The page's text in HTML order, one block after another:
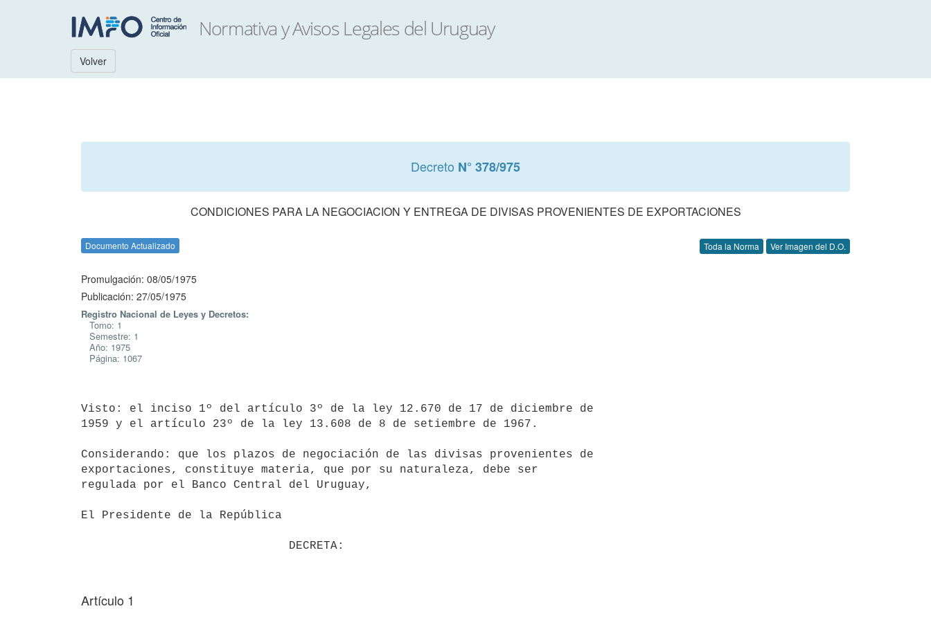
Volver
Decreto N° 378/975
CONDICIONES PARA LA NEGOCIACION Y ENTREGA DE DIVISAS PROVENIENTES DE EXPORTACIONES
Documento Actualizado Toda la Norma Ver Imagen del D.O.
Promulgación: 08/05/1975
Publicación: 27/05/1975
Registro Nacional de Leyes y Decretos:
Tomo: 1
Semestre: 1
Año: 1975
Página: 1067
Visto: el inciso 1º del artículo 3º de la ley 12.670 de 17 de diciembre de
1959 y el artículo 23º de la ley 13.608 de 8 de setiembre de 1967.
Considerando: que los plazos de negociación de las divisas provenientes de
exportaciones, constituye materia, que por su naturaleza, debe ser
regulada por el Banco Central del Uruguay,
El Presidente de la República
Artículo 1